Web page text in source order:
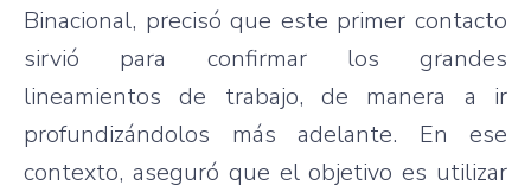
Binacional, precisó que este primer contacto
sirvió para confirmar los grandes
lineamientos de trabajo, de manera a ir
profundizándolos más adelante. En ese
contexto, aseguró que el objetivo es utilizar